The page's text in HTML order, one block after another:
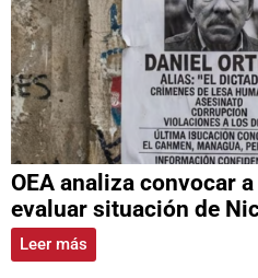
OEA analiza convocar
evaluar situación de
Leer más